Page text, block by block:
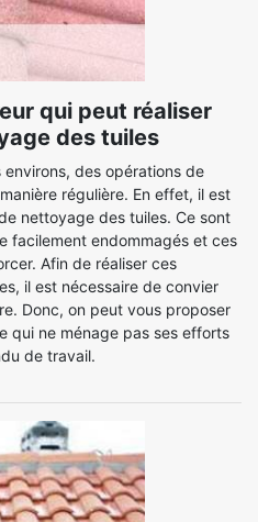
qui peut réaliser
des tuiles
environs, des opérations de
régulière. En effet, il est
nettoyage des tuiles. Ce sont
facilement endommagés et ces
Afin de réaliser ces
il est nécessaire de convier
Donc, on peut vous proposer
qui ne ménage pas ses efforts
de travail.